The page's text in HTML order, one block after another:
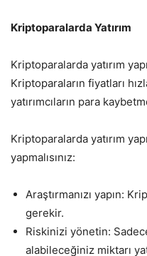
Kriptoparalarda Yatırım
Kriptoparalarda yatırım
Kriptoparaların fiyatları
yatırımcıların para
Kriptoparalarda yatırım
yapmalısınız:
Araştırmanızı yapın:
gerekir.
Riskinizi yönetin:
alabileceğiniz miktarı